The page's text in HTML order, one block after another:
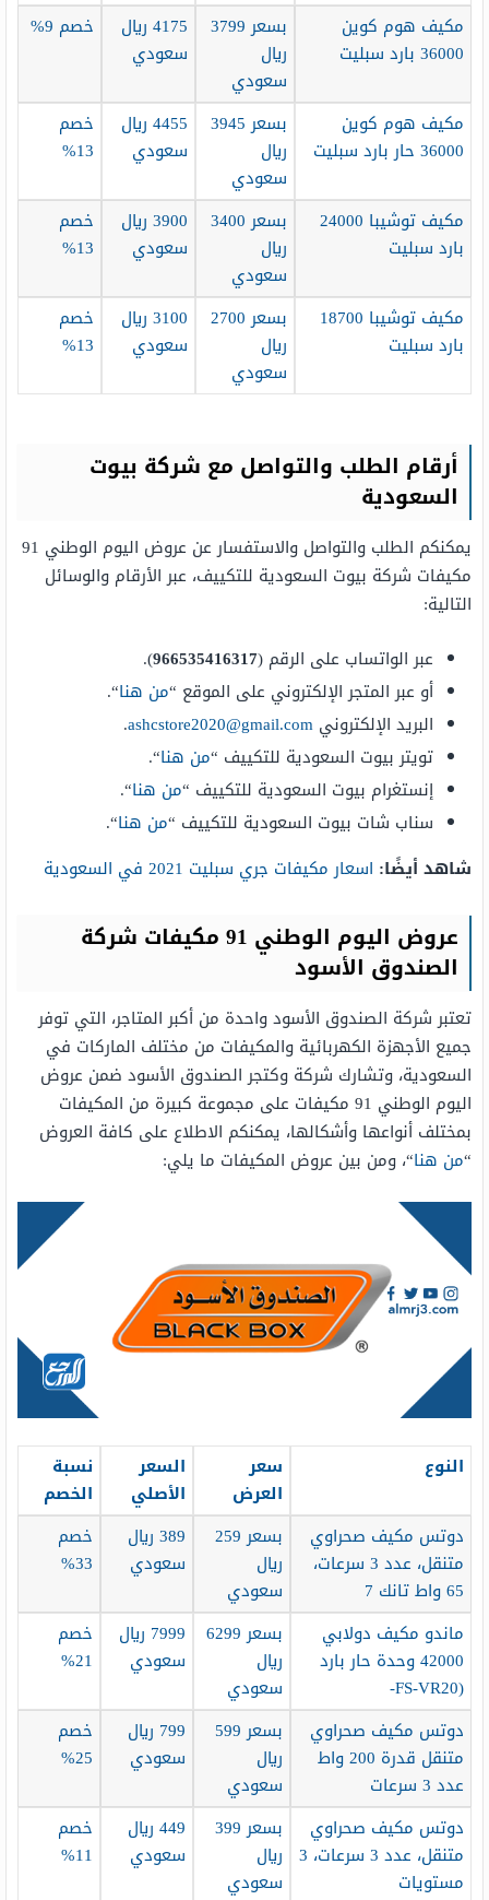
مكيف هوم كوين
36000 بارد سبليت
بسعر 3799
ريال
سعودي
4175 ريال
سعودي
خصم 9%
مكيف هوم كوين
36000 حار بارد سبليت
بسعر 3945
ريال
سعودي
4455 ريال
سعودي
خصم
13%
مكيف توشيبا 24000
بارد سبليت
بسعر 3400
ريال
سعودي
3900 ريال
سعودي
خصم
13%
مكيف توشيبا 18700
بارد سبليت
بسعر 2700
ريال
سعودي
3100 ريال
سعودي
خصم
13%
أرقام الطلب والتواصل مع شركة بيوت
السعودية
يمكنكم الطلب والتواصل والاستفسار عن عروض اليوم الوطني 91
مكيفات شركة بيوت السعودية للتكييف، عبر الأرقام والوسائل
التالية:
عبر الواتساب على الرقم (966535416317
).
أو عبر المتجر الإلكتروني على الموقع “من هنا“.
البريد الإلكتروني ashcstore2020@gmail.com
.
تويتر بيوت السعودية للتكييف “من هنا“.
إنستغرام بيوت السعودية للتكييف “من هنا“.
سناب شات بيوت السعودية للتكييف “من هنا“.
شاهد أيضًا: اسعار مكيفات جري سبليت 2021 في السعودية
عروض اليوم الوطني 91 مكيفات شركة
الصندوق الأسود
تعتبر شركة الصندوق الأسود واحدة من أكبر المتاجر، التي توفر
جميع الأجهزة الكهربائية والمكيفات من مختلف الماركات في
السعودية، وتشارك شركة وكتجر الصندوق الأسود ضمن عروض
اليوم الوطني 91 مكيفات على مجموعة كبيرة من المكيفات
بمختلف أنواعها وأشكالها، يمكنكم الاطلاع على كافة العروض
“من هنا“، ومن بين عروض المكيفات ما يلي:
النوع
سعر
العرض
السعر
الأصلي
نسبة
الخصم
دوتس مكيف صحراوي
متنقل، عدد 3 سرعات،
65 واط تانك 7
بسعر 259
ريال
سعودي
389 ريال
سعودي
خصم
33%
ماندو مكيف دولابي
42000 وحدة حار بارد
(FS-VR20-
بسعر 6299
ريال
سعودي
7999 ريال
سعودي
خصم
21%
دوتس مكيف صحراوي
متنقل قدرة 200 واط
عدد 3 سرعات
بسعر 599
ريال
سعودي
799 ريال
سعودي
خصم
25%
دوتس مكيف صحراوي
متنقل، عدد 3 سرعات، 3
مستويات
بسعر 399
ريال
سعودي
449 ريال
سعودي
خصم
11%